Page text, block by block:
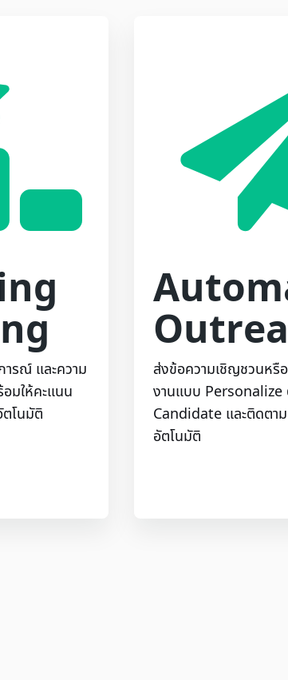
ารณ์ และความ
มให้คะแนน
โนมัติ
ส่งข้อความเชิญชวนหรื
งานแบบ Personalize
Candidate และติดตา
อัตโนมัติ